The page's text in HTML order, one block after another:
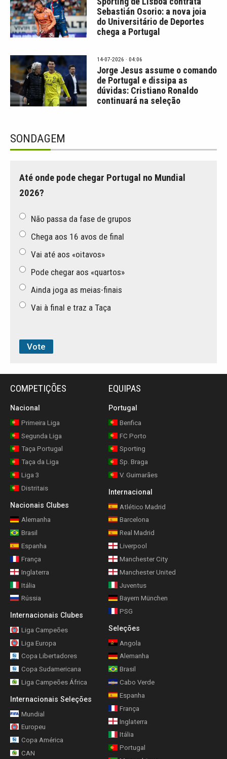
Sebastián Osorio: a nova joia
do Universitário de Deportes
chega a Portugal
14-07-2026 · 04:06
Jorge Jesus assume o comando
de Portugal e dissipa as
dúvidas: Cristiano Ronaldo
continuará na seleção
SONDAGEM
Até onde pode chegar Portugal no Mundial
2026?
Não passa da fase de grupos
Chega aos 16 avos de final
Vai até aos «oitavos»
Pode chegar aos «quartos»
Ainda joga as meias-finais
Vai à final e traz a Taça
COMPETIÇÕES
Nacional
Primeira Liga
Segunda Liga
Taça Portugal
Taça da Liga
Liga 3
Distritais
Nacionais Clubes
Alemanha
Brasil
Espanha
França
Inglaterra
Itália
Rússia
Internacionais Clubes
Liga Campeões
Liga Europa
Copa Libertadores
Copa Sudamericana
Liga Campeões África
Internacionais Seleções
Mundial
Europeu
Copa América
CAN
EQUIPAS
Portugal
Benfica
FC Porto
Sporting
Sp. Braga
V. Guimarães
Internacional
Atlético Madrid
Barcelona
Real Madrid
Liverpool
Manchester City
Manchester United
Juventus
Bayern München
PSG
Seleções
Angola
Alemanha
Brasil
Cabo Verde
Espanha
França
Inglaterra
Itália
Portugal